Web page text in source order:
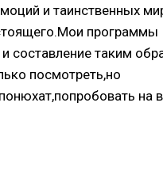
и таинственных
программы
составление таким
посмотреть,но
на